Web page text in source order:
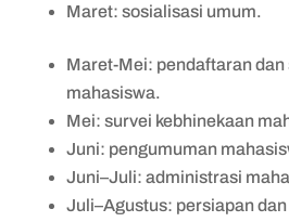
Maret: sosialisasi umum.
Maret-Mei: pendaftaran dan
mahasiswa.
Mei: survei kebhinekaan
Juni: pengumuman
Juni–Juli: administrasi
Juli–Agustus: persiapan